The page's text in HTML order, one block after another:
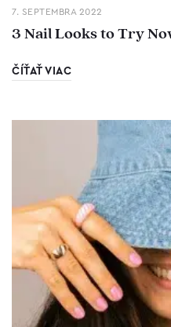
7. SEPTEMBRA 2022
3 Nail Looks to Try
ČÍŤAŤ VIAC